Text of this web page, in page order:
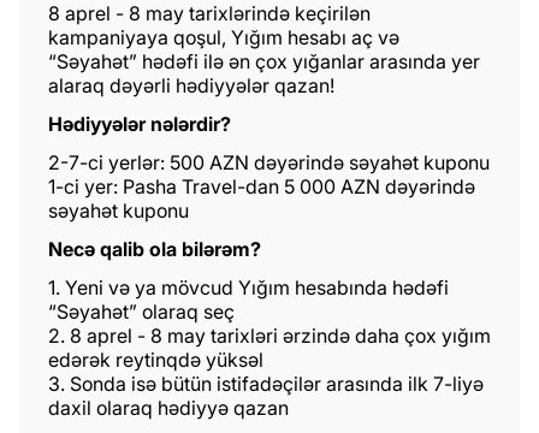
8 aprel - 8 may tarixlərində keçirilən
kampaniyaya qoşul, Yığım hesabı aç və
“Səyahət” hədəfi ilə ən çox yığanlar arasında yer
alaraq dəyərli hədiyyələr qazan!
Hədiyyələr nələrdir?
2-7-ci yerlər: 500 AZN dəyərində səyahət kuponu
1-ci yer: Pasha Travel-dan 5 000 AZN dəyərində
səyahət kuponu
Necə qalib ola bilərəm?
1. Yeni və ya mövcud Yığım hesabında hədəfi
“Səyahət” olaraq seç
2. 8 aprel - 8 may tarixləri ərzində daha çox yığım
edərək reytinqdə yüksəl
3. Sonda isə bütün istifadəçilər arasında ilk 7-liyə
daxil olaraq hədiyyə qazan